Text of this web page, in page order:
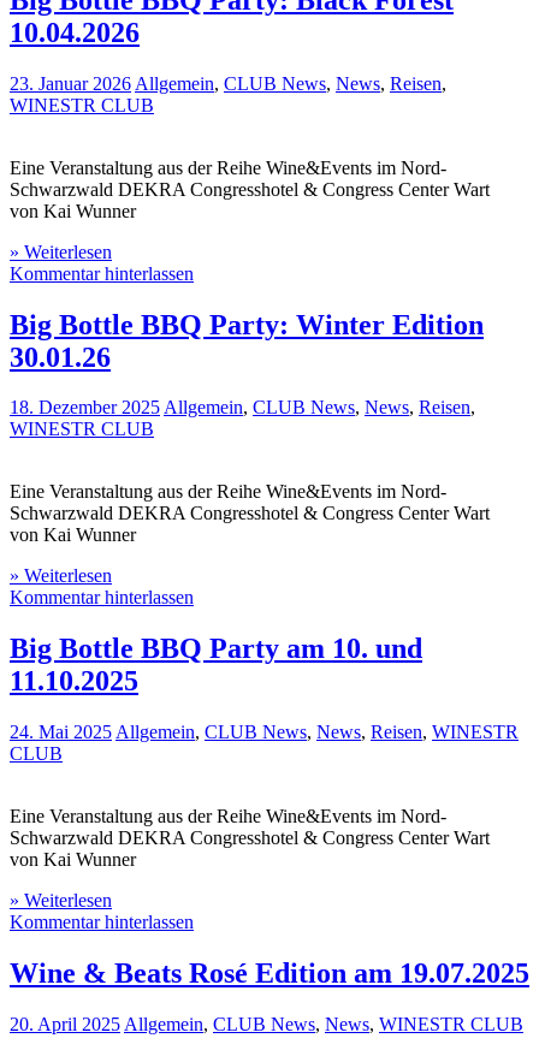
10.04.2026
23. Januar 2026 Allgemein, CLUB News, News, Reisen,
WINESTR CLUB
Eine Veranstaltung aus der Reihe Wine&Events im Nord-
Schwarzwald DEKRA Congresshotel & Congress Center Wart
von Kai Wunner
» Weiterlesen
Kommentar hinterlassen
Big Bottle BBQ Party: Winter Edition
30.01.26
18. Dezember 2025Allgemein, CLUB News, News, Reisen,
WINESTR CLUB
Eine Veranstaltung aus der Reihe Wine&Events im Nord-
Schwarzwald DEKRA Congresshotel & Congress Center Wart
von Kai Wunner
» Weiterlesen
Kommentar hinterlassen
Big Bottle BBQ Party am 10. und
11.10.2025
24. Mai 2025 Allgemein, CLUB News, News, Reisen, WINESTR
CLUB
Eine Veranstaltung aus der Reihe Wine&Events im Nord-
Schwarzwald DEKRA Congresshotel & Congress Center Wart
von Kai Wunner
» Weiterlesen
Kommentar hinterlassen
Wine & Beats Rosé Edition am 19.07.2025
20. April 2025 Allgemein, CLUB News, News, WINESTR CLUB